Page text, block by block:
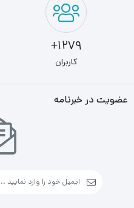
1279+
کاربران
عضویت در خبرنامه